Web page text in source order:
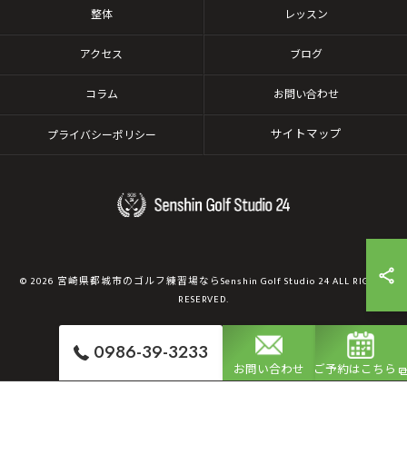
0986-39-3233
お問い合わせ ご予約はこちら
整体 レッスン
アクセス ブログ
コラム お問い合わせ
プライバシーポリシー サイトマップ
© 2026 宮崎県都城市のゴルフ練習場ならSenshin Golf Studio 24 ALL RIGHTS
RESERVED.